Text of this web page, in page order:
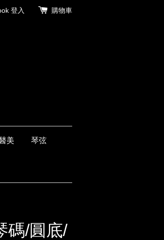
登入 購物車
美 琴弦
碼/圓底/